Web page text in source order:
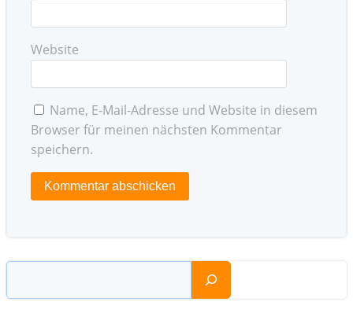
Website
Name, E-Mail-Adresse und Website in diesem
Browser für meinen nächsten Kommentar
speichern.
Suchen